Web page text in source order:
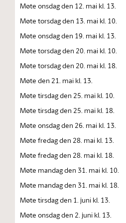
Møte onsdag den 12. mai kl. 13.
Møte torsdag den 13. mai kl. 10.
Møte onsdag den 19. mai kl. 13.
Møte torsdag den 20. mai kl. 10.
Møte torsdag den 20. mai kl. 18.
Møte den 21. mai kl. 13.
Møte tirsdag den 25. mai kl. 10.
Møte tirsdag den 25. mai kl. 18.
Møte onsdag den 26. mai kl. 13.
Møte fredag den 28. mai kl. 13.
Møte fredag den 28. mai kl. 18.
Møte mandag den 31. mai kl. 10.
Møte mandag den 31. mai kl. 18.
Møte tirsdag den 1. juni kl. 13.
Møte onsdag den 2. juni kl. 13.